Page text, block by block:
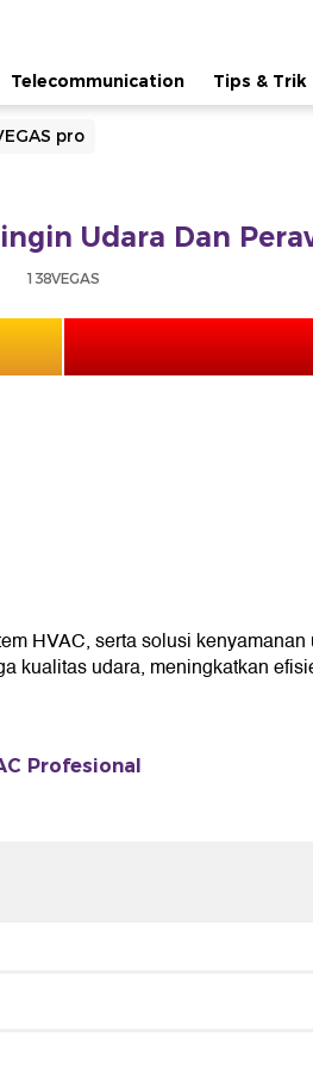
Telecommunication Tips & Trik
pro
Udara Dan
138VEGAS
HVAC, serta solusi
udara, meningkatkan
Profesional